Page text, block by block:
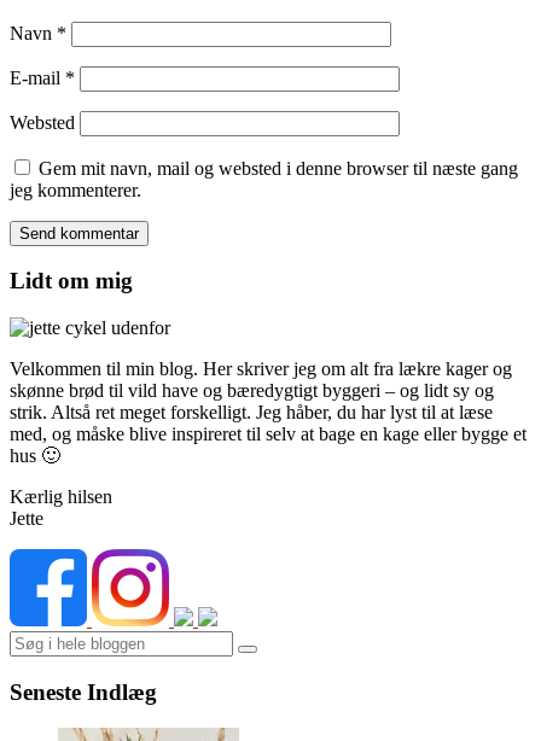
Navn *
E-mail *
Websted
Gem mit navn, mail og websted i denne browser til næste gang
jeg kommenterer.
Lidt om mig
Velkommen til min blog. Her skriver jeg om alt fra lækre kager og
skønne brød til vild have og bæredygtigt byggeri – og lidt sy og
strik. Altså ret meget forskelligt. Jeg håber, du har lyst til at læse
med, og måske blive inspireret til selv at bage en kage eller bygge et
hus 🙂
Kærlig hilsen
Jette
Search
Seneste Indlæg